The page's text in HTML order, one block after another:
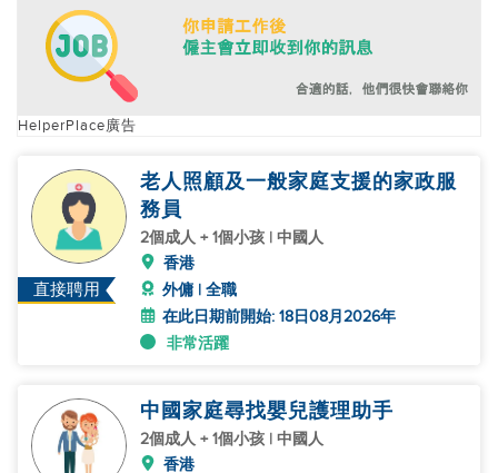
HelperPlace廣告
直接聘用
老人照顧及一般家庭支援的家政服
務員
2個成人 + 1個小孩 | 中國人
香港
外傭 | 全職
在此日期前開始: 18日08月2026年
非常活躍
中國家庭尋找嬰兒護理助手
2個成人 + 1個小孩 | 中國人
香港